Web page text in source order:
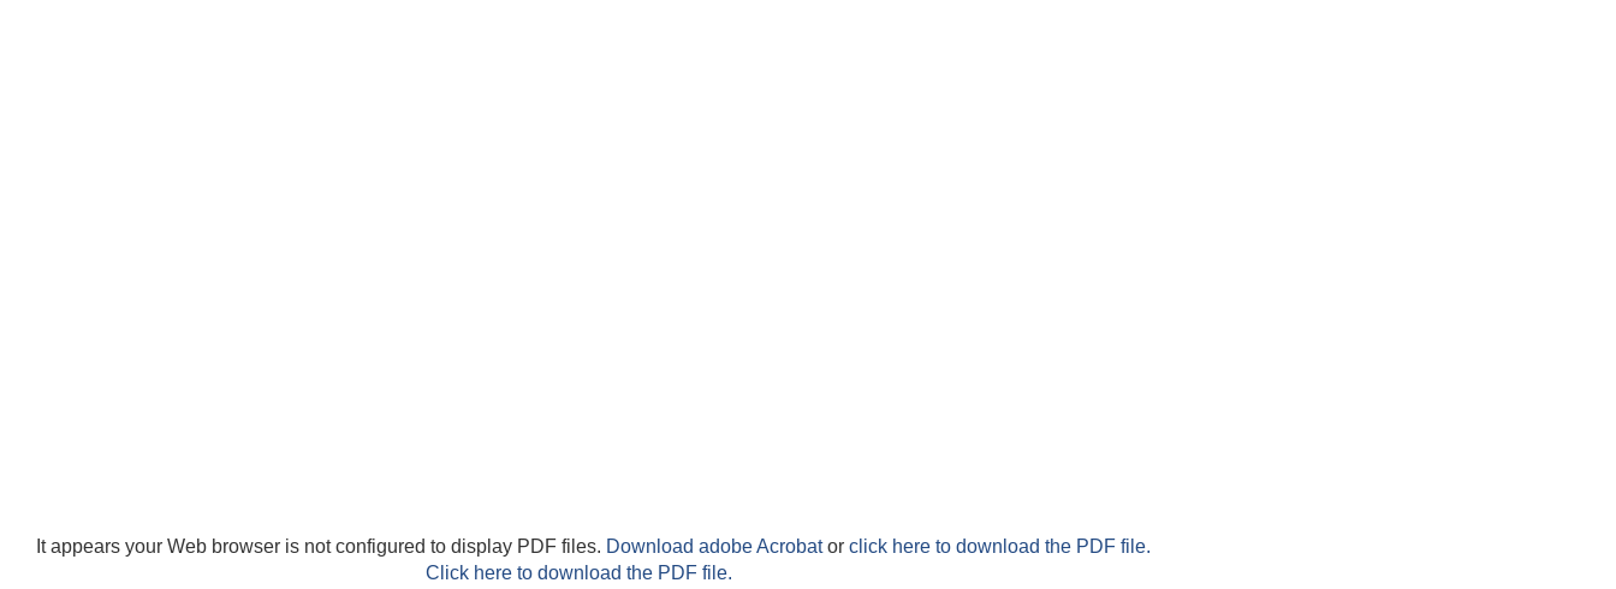
It appears your Web browser is not configured to display PDF files. Download adobe Acrobator click here to download the PDF file.
Click here to download the PDF file.